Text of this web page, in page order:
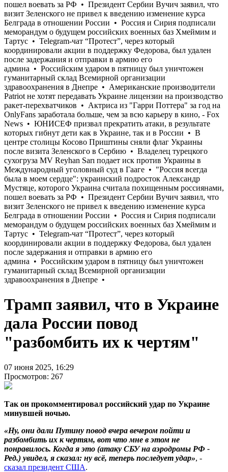
Трамп заявил, что в Украине
дала России повод
"разбомбить их к чертям"
07 июня 2025, 16:29
Просмотров: 267
Так он прокомментировал российский удар по Украине
минувшей ночью.
«Ну, они дали Путину повод вчера вечером пойти и
разбомбить их к чертям, вот что мне в этом не
понравилось. Когда я это (атаку СБУ на аэродромы РФ -
Ред.) увидел, я сказал: ну всё, теперь последует удар», -
сказал президент США.